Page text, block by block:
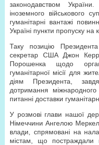
законодавством
іноземного військового
гуманітарні вантажі
Україні пункти пропуску на
Таку позицію
cекретар США Джон
Порошенка щодо
гуманітарної місії для
діям Президента,
дотримання
питанні доставки
У розмові глави нашої
Німеччини Ангелою
влади, спрямовані на
містам, що постраждали